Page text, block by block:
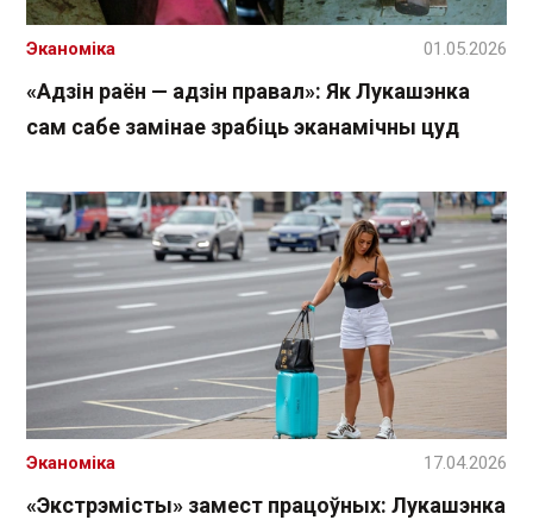
«Адзін раён — адзін правал»: Як Лукашэнка
сам сабе замінае зрабіць эканамічны цуд
Эканоміка 01.05.2026
«Экстрэмісты» замест працоўных: Лукашэнка
Эканоміка 17.04.2026